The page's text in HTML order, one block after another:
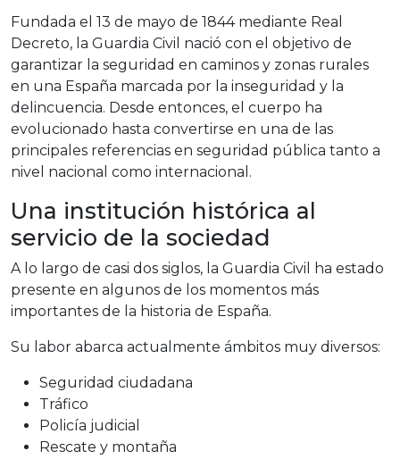
Fundada el 13 de mayo de 1844 mediante Real
Decreto, la Guardia Civil nació con el objetivo de
garantizar la seguridad en caminos y zonas rurales
en una España marcada por la inseguridad y la
delincuencia. Desde entonces, el cuerpo ha
evolucionado hasta convertirse en una de las
principales referencias en seguridad pública tanto a
nivel nacional como internacional.
Una institución histórica al
servicio de la sociedad
A lo largo de casi dos siglos, la Guardia Civil ha estado
presente en algunos de los momentos más
importantes de la historia de España.
Su labor abarca actualmente ámbitos muy diversos:
Seguridad ciudadana
Tráfico
Policía judicial
Rescate y montaña